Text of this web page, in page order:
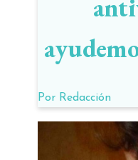
la
Por Redacción